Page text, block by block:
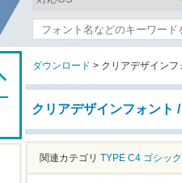
ダウンロード > クリアデザイン
クリアデザインフォント
関連カテゴリ TYPE C4 ゴシッ